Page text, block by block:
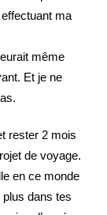
ma
même
Et je ne
rester 2 mois
de voyage.
en ce monde
dans tes